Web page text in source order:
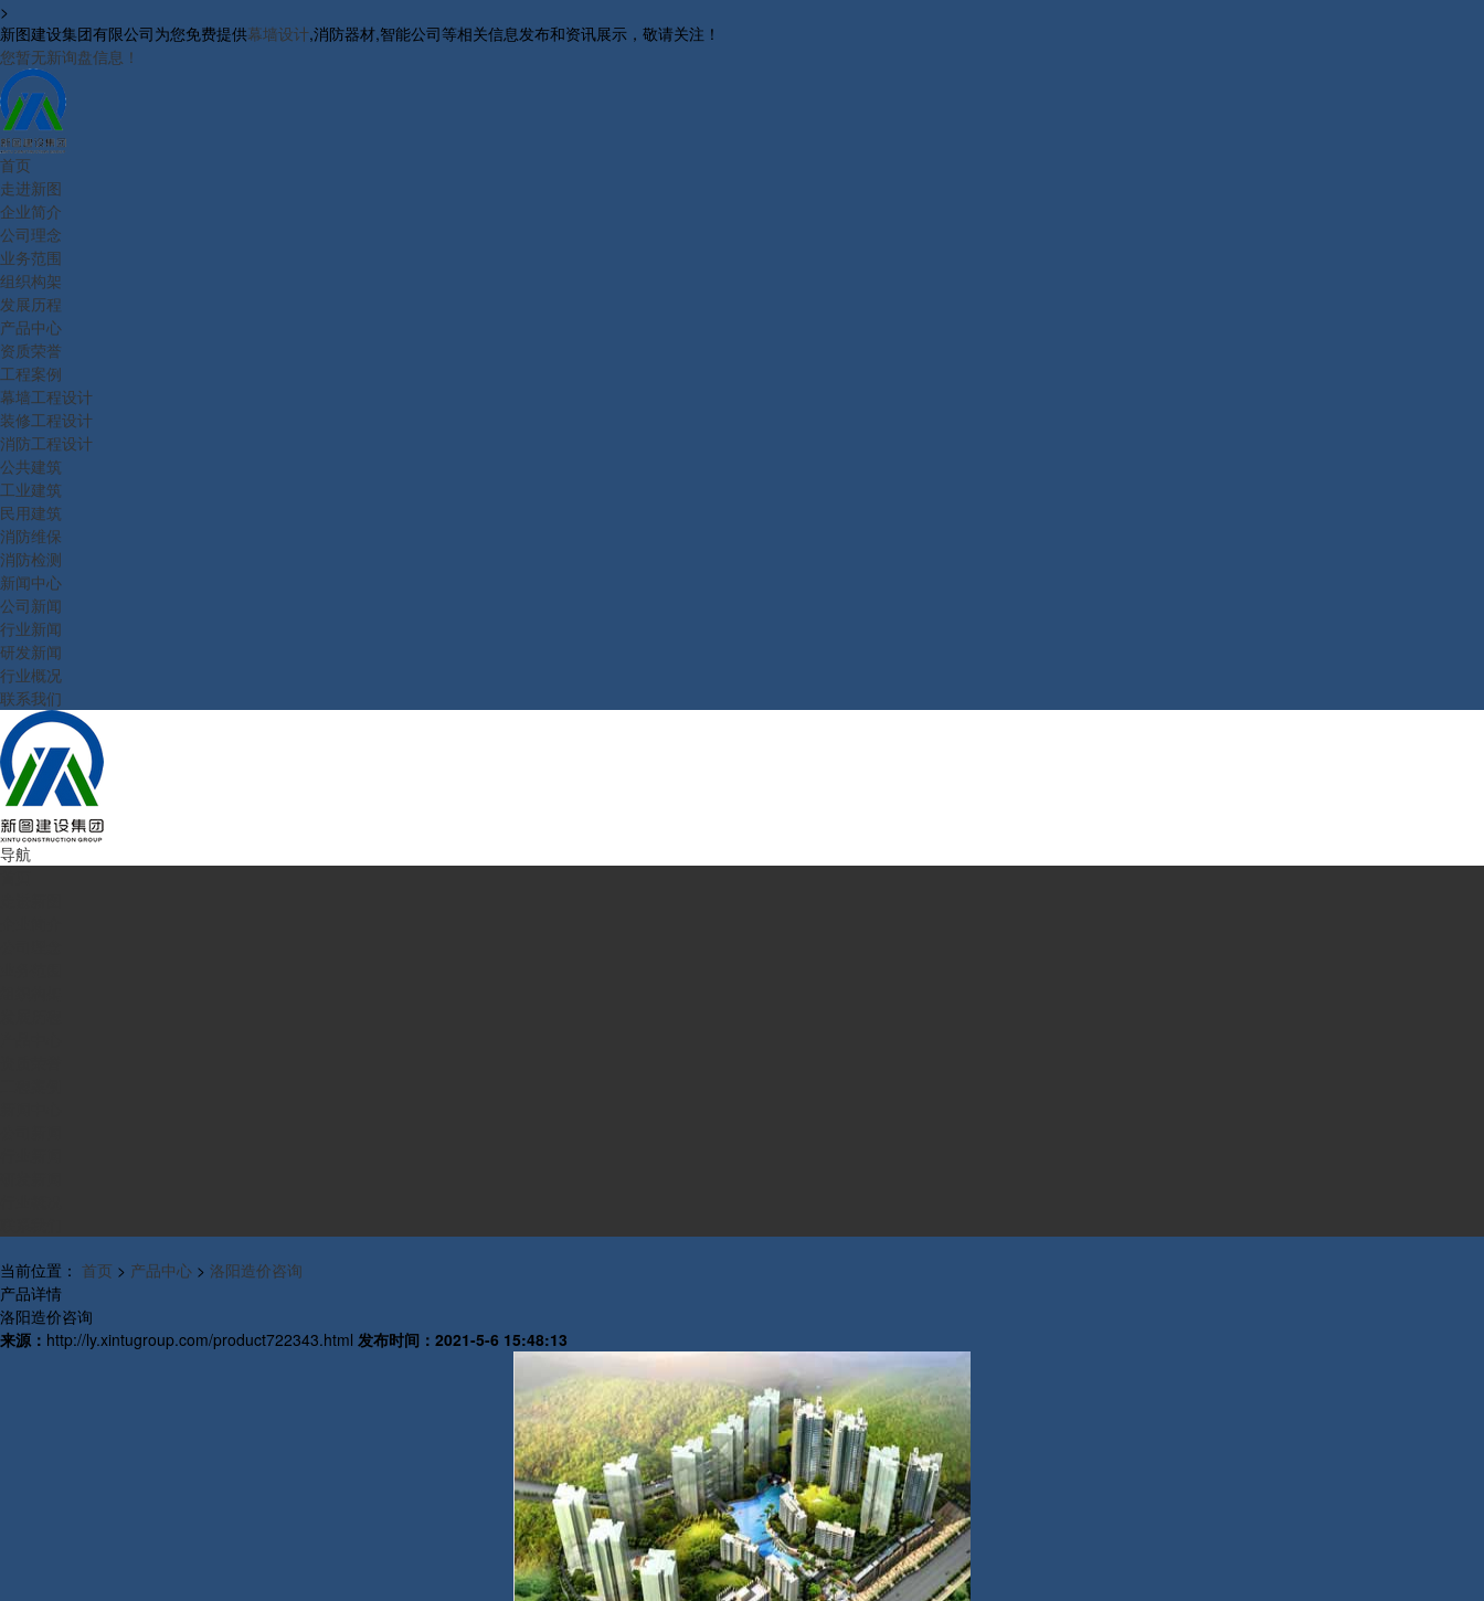
>
新图建设集团有限公司为您免费提供幕墙设计,消防器材,智能公司等相关信息发布和资讯展示，敬请关注！
您暂无新询盘信息！
首页
走进新图
企业简介
公司理念
业务范围
组织构架
发展历程
产品中心
资质荣誉
工程案例
幕墙工程设计
装修工程设计
消防工程设计
公共建筑
工业建筑
民用建筑
消防维保
消防检测
新闻中心
公司新闻
行业新闻
研发新闻
行业概况
联系我们
导航
当前位置： 首页 > 产品中心 > 洛阳造价咨询
产品详情
洛阳造价咨询
来源： http://ly.xintugroup.com/product722343.html 发布时间： 2021-5-6 15:48:13